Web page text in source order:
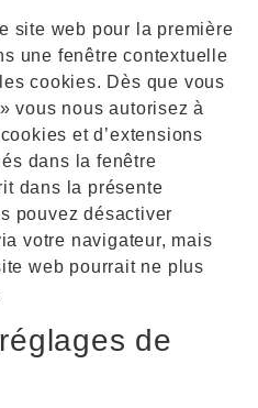
site web pour la première
une fenêtre contextuelle
cookies. Dès que vous
vous nous autorisez à
et d’extensions
dans la fenêtre
dans la présente
pouvez désactiver
votre navigateur, mais
web pourrait ne plus
de